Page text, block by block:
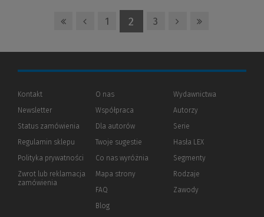
1 2 3
Kontakt
Newsletter
Status zamówienia
Regulamin sklepu
Polityka prywatności (Nowe
(Link
innej
Zwrot lub reklamacja
zamówienia
O nas
Współpraca
Dla autorów(Nowe
(Link
innej
strony)
Twoje sugestie
Co nas wyróżnia
Mapa strony
FAQ
Blog
Wydawnictwa
Autorzy
Serie
Hasła LEX
Segmenty
Rodzaje
Zawody